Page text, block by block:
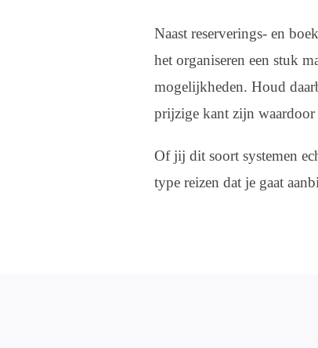
Naast reserverings- en
het organiseren een stuk
mogelijkheden. Houd
prijzige kant zijn waardoor
Of jij dit soort systemen
type reizen dat je gaat